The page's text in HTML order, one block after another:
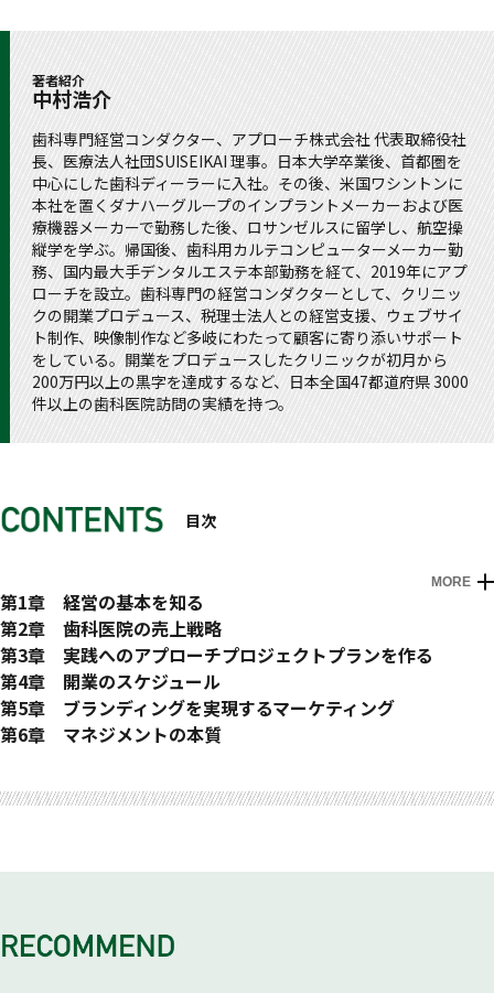
著者紹介
中村浩介
歯科専門経営コンダクター、アプローチ株式会社 代表取締役社
長、医療法人社団SUISEIKAI 理事。日本大学卒業後、首都圏を
中心にした歯科ディーラーに入社。その後、米国ワシントンに
本社を置くダナハーグループのインプラントメーカーおよび医
療機器メーカーで勤務した後、ロサンゼルスに留学し、航空操
縦学を学ぶ。帰国後、歯科用カルテコンピューターメーカー勤
務、国内最大手デンタルエステ本部勤務を経て、2019年にアプ
ローチを設立。歯科専門の経営コンダクターとして、クリニッ
クの開業プロデュース、税理士法人との経営支援、ウェブサイ
ト制作、映像制作など多岐にわたって顧客に寄り添いサポート
をしている。開業をプロデュースしたクリニックが初月から
200万円以上の黒字を達成するなど、日本全国47都道府県 3000
件以上の歯科医院訪問の実績を持つ。
目次
MORE
はじめに
第1章 経営の基本を知る
歯科業界の現状と未来
経営の本質を知る
5つの経営資源とその使い方
経営の骨子（マネジメントフレーム）
ビジョンの創出
第2章 歯科医院の売上戦略
歯科医院の売上の構造＋α“起業家精神”
フロントエンドとバックエンド
医経分離スタイルの勧め
どこで勝負するか？
医院経営の「出口戦略」
第3章 実践へのアプローチプロジェクトプランを作る
プロジェクトプランとは
①計画の概要
②資金計画
④人員計画
⑤収支計画
第4章 開業のスケジュール
開業前後のスケジュール表
①打ち合わせ・面会
③土地・テナントを探す
④医療機器の選定
⑥広告宣伝・デュアルマーケティング（アナログ、デジタル）
⑨開業前後の届け出
第5章 ブランディングを実現するマーケティング
差がつくマーケティングに必要なこと
Webサイト制作＋特化型LP制作へ
ブックマーケティングでブランディングする「威力」と「魅
多角的な側面でのブランディング確立を
第6章 マネジメントの本質
「働き方」の変化を知る
歯科医院での「ヒト」のマネジメント
信条の共有は採用試験からはじまっている
最も重要なのは、「セルフマネジメント」